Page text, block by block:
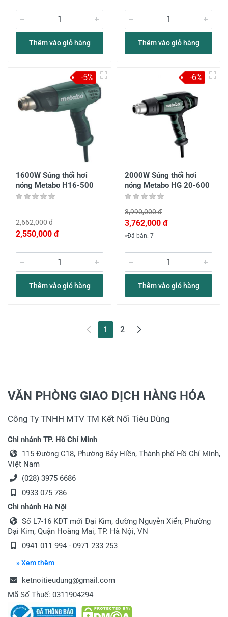
Thêm vào giỏ hàng Thêm vào giỏ hàng
1600W Súng thổi hơi
nóng Metabo H16-500
2,662,000 đ
2,550,000 đ
Thêm vào giỏ hàng
-5%
2000W Súng thổi hơi
nóng Metabo HG 20-600
3,990,000 đ
3,762,000 đ
Đã bán: 7
Thêm vào giỏ hàng
-6%
1 (current)
2
VĂN PHÒNG GIAO DỊCH HÀNG HÓA
Công Ty TNHH MTV TM Kết Nối Tiêu Dùng
Chi nhánh TP. Hồ Chí Minh
115 Đường C18, Phường Bảy Hiền, Thành phố Hồ Chí Minh,
Việt Nam
(028) 3975 6686
0933 075 786
Chi nhánh Hà Nội
Số L7-16 KĐT mới Đại Kim, đường Nguyễn Xiển, Phường
Đại Kim, Quận Hoàng Mai, TP. Hà Nội, VN
0941 011 994 - 0971 233 253
» Xem thêm
ketnoitieudung@gmail.com
Mã Số Thuế: 0311904294